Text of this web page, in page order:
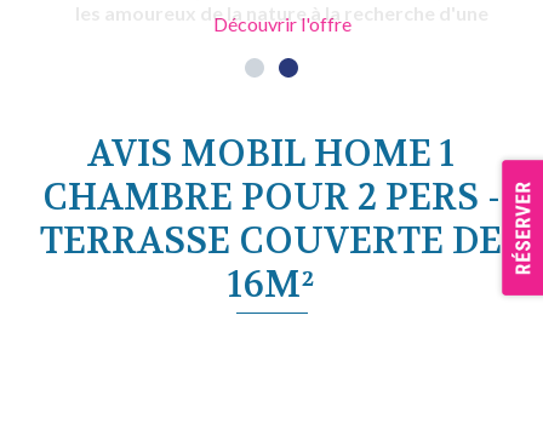
Découvrir l'offre
AVIS MOBIL HOME 1
CHAMBRE POUR 2 PERS -
TERRASSE COUVERTE DE
16M²